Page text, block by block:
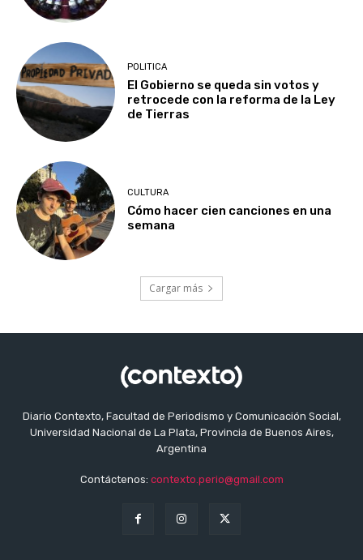
POLITICA
El Gobierno se queda sin votos y
retrocede con la reforma de la Ley
de Tierras
CULTURA
Cómo hacer cien canciones en una
semana
Cargar más
Diario Contexto, Facultad de Periodismo y Comunicación Social,
Universidad Nacional de La Plata, Provincia de Buenos Aires,
Argentina
Contáctenos: contexto.perio@gmail.com